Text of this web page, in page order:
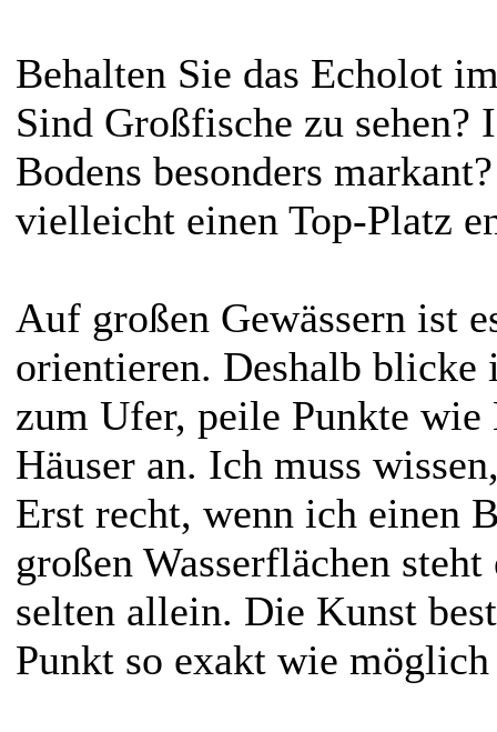
Behalten Sie das Echolot
Sind Großfische zu sehen?
Bodens besonders
vielleicht einen Top-Platz
Auf großen Gewässern ist
orientieren. Deshalb blicke
zum Ufer, peile Punkte wie
Häuser an. Ich muss
Erst recht, wenn ich einen
großen Wasserflächen
selten allein. Die Kunst
Punkt so exakt wie